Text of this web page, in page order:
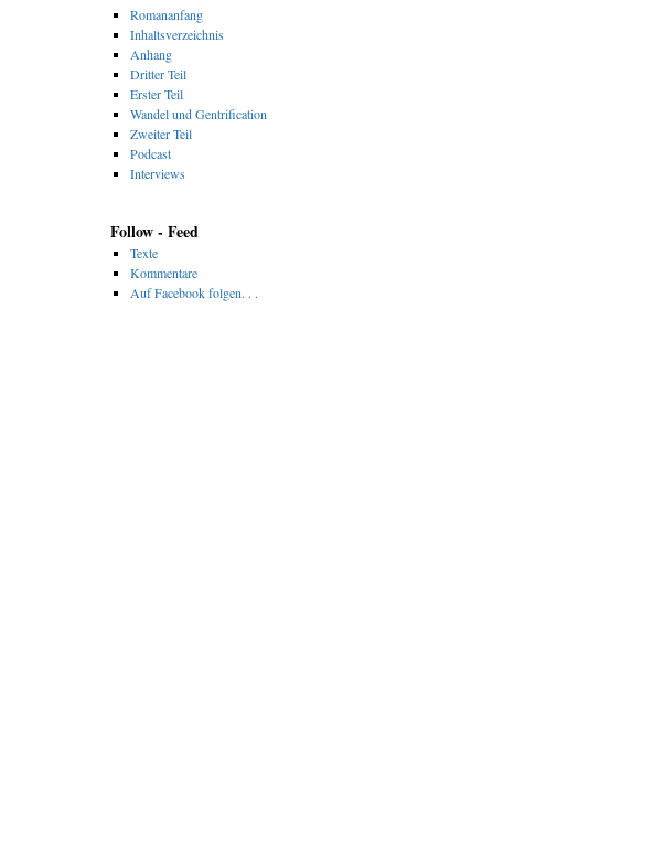
Romananfang
Inhaltsverzeichnis
Anhang
Dritter Teil
Erster Teil
Wandel und Gentrification
Zweiter Teil
Podcast
Interviews
Follow - Feed
Texte
Kommentare
Auf Facebook folgen. . .